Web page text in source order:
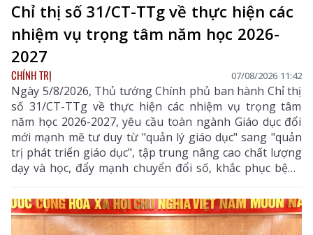
Chỉ thị số 31/CT-TTg về thực hiện các
nhiệm vụ trọng tâm năm học 2026-
2027
CHÍNH TRỊ 07/08/2026 11:42
Ngày 5/8/2026, Thủ tướng Chính phủ ban hành Chỉ thị
số 31/CT-TTg về thực hiện các nhiệm vụ trọng tâm
năm học 2026-2027, yêu cầu toàn ngành Giáo dục đổi
mới mạnh mẽ tư duy từ "quản lý giáo dục" sang "quản
trị phát triển giáo dục", tập trung nâng cao chất lượng
dạy và học, đẩy mạnh chuyển đổi số, khắc phục bệnh
thành tích, bảo đảm đủ giáo viên, trường lớp, cơ sở
vật chất và xây dựng môi trường giáo dục an toàn,
hiện đại, đáp ứng yêu cầu phát triển nguồn nhân lực
chất lượng cao.